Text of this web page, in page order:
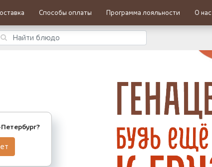
Способы оплаты Программа лояльности О нас